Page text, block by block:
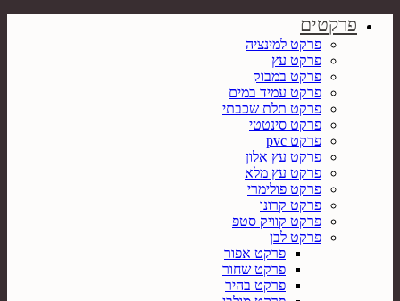
פרקטים
פרקט למינציה
פרקט עץ
פרקט במבוק
פרקט עמיד במים
פרקט תלת שכבתי
פרקט סינטטי
פרקט pvc
פרקט עץ אלון
פרקט עץ מלא
פרקט פולימרי
פרקט קרונו
פרקט קוויק סטפ
פרקט לבן
פרקט אפור
פרקט שחור
פרקט בהיר